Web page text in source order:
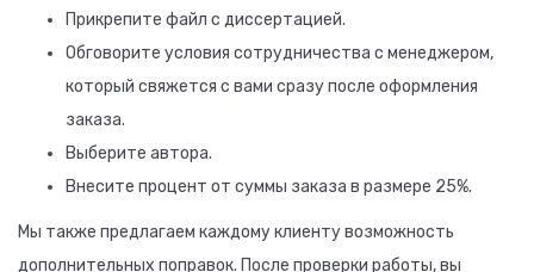
Прикрепите файл с диссертацией.
Обговорите условия сотрудничества с менеджером,
который свяжется с вами сразу после оформления
заказа.
Выберите автора.
Внесите процент от суммы заказа в размере 25%.
Мы также предлагаем каждому клиенту возможность
дополнительных поправок. После проверки работы, вы